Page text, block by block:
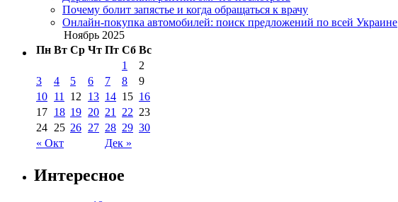
Почему болит запястье и когда обращаться к врачу
Онлайн-покупка автомобилей: поиск предложений по всей Украине
Ноябрь 2025
Пн Вт Ср Чт Пт Сб Вс
« Окт Дек »
1
2
3
4 5 6 7 8
9
10 11 12 13 14 15 16
17 18 19 20 21 22 23
24 25 26 27 28 29 30
Интересное